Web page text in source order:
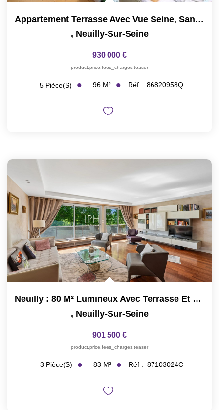
Appartement Terrasse Avec Vue Seine, Sans Vis-À-Vis
, Neuilly-Sur-Seine
930 000 €
product.price.fees_charges.teaser
5 Pièce(s) 96 M² Réf : 86820958Q
Neuilly : 80 M² Lumineux Avec Terrasse Et Vue Sans Vis-À-Vis
, Neuilly-Sur-Seine
901 500 €
product.price.fees_charges.teaser
3 Pièce(s) 83 M² Réf : 87103024C